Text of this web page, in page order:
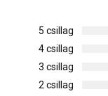
5 csillag
4 csillag
3 csillag
2 csillag